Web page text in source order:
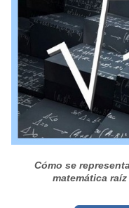
Cómo se
matemática raíz